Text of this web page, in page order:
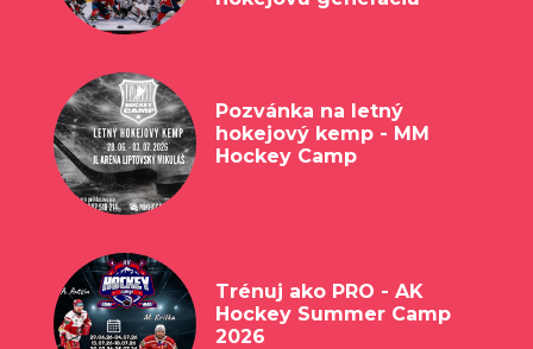
Pozvánka na letný
hokejový kemp - MM
Hockey Camp
Trénuj ako PRO - AK
Hockey Summer Camp
2026